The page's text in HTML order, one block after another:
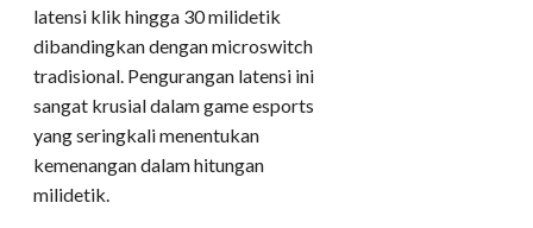
latensi klik hingga 30 milidetik
dibandingkan dengan microswitch
tradisional. Pengurangan latensi ini
sangat krusial dalam game esports
yang seringkali menentukan
kemenangan dalam hitungan
milidetik.